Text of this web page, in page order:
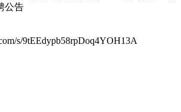
公告
s/9tEEdypb58rpDoq4YOH13A